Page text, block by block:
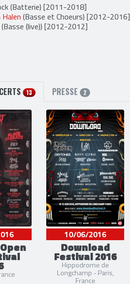
(Batterie) [2011-2018]
(Basse et Choeurs) [2012-2016]
(Basse (live)) [2012-2012]
13 PRESSE 2
10/06/2016
Download
Festival 2016
Hippodrome de
Longchamp - Paris,
France